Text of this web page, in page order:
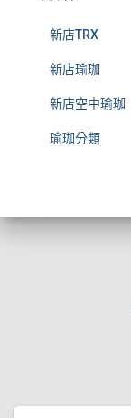
新店TRX
新店瑜珈
新店空中瑜珈
瑜珈分類